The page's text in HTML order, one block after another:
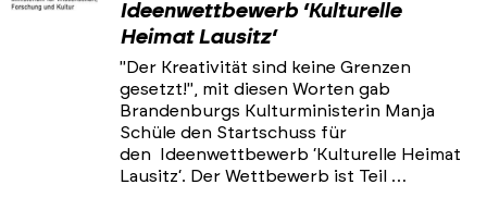
Ideenwettbewerb ‘Kulturelle
Heimat Lausitz‘
"Der Kreativität sind keine Grenzen
gesetzt!", mit diesen Worten gab
Brandenburgs Kulturministerin Manja
Schüle den Startschuss für
den Ideenwettbewerb ‘Kulturelle Heimat
Lausitz‘. Der Wettbewerb ist Teil …